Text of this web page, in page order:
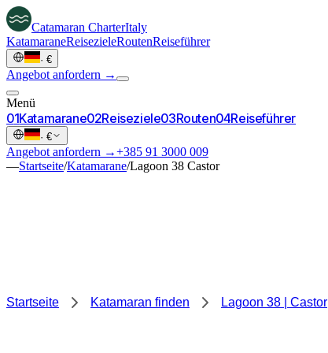
Catamaran CharterItaly
KatamaraneReisezieleRoutenReiseführer
· €
Angebot anfordern →
Menü
01Katamarane02Reiseziele03Routen04Reiseführer
· €
Angebot anfordern →+385 91 3000 009
—Startseite/Katamarane/Lagoon 38 Castor
Startseite Katamaran finden Lagoon 38 | Castor